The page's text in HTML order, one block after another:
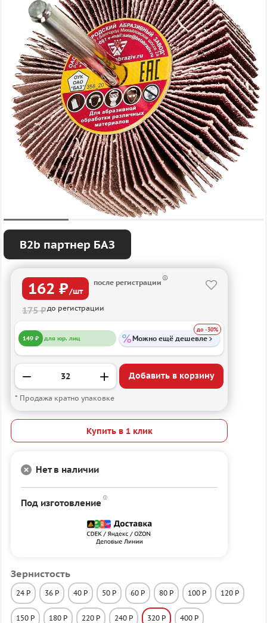
B2b партнер БАЗ
Зернистость
24 P 36 P 40 P 50 P 60 P 80 P 100 P 120 P
150 P 180 P 220 P 240 P 320 P 400 P
162 ₽/шт
после регистрации
175 ₽до регистрации
149 ₽ для юр. лиц Можно ещё дешевле
до -30%
Добавить в корзину
* Продажа кратно упаковке
Купить в 1 клик
Нет в наличии
Под изготовление